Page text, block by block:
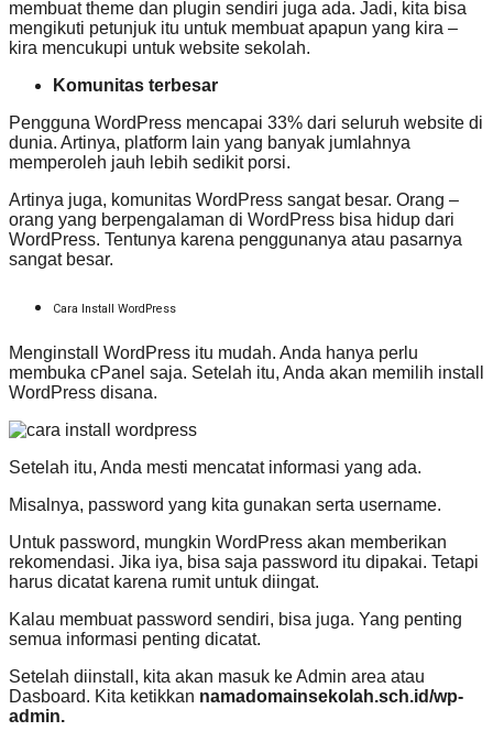
membuat theme dan plugin sendiri juga ada. Jadi, kita bisa
mengikuti petunjuk itu untuk membuat apapun yang kira –
kira mencukupi untuk website sekolah.
Komunitas terbesar
Pengguna WordPress mencapai 33% dari seluruh website di
dunia. Artinya, platform lain yang banyak jumlahnya
memperoleh jauh lebih sedikit porsi.
Artinya juga, komunitas WordPress sangat besar. Orang –
orang yang berpengalaman di WordPress bisa hidup dari
WordPress. Tentunya karena penggunanya atau pasarnya
sangat besar.
Cara Install WordPress
Menginstall WordPress itu mudah. Anda hanya perlu
membuka cPanel saja. Setelah itu, Anda akan memilih install
WordPress disana.
Setelah itu, Anda mesti mencatat informasi yang ada.
Misalnya, password yang kita gunakan serta username.
Untuk password, mungkin WordPress akan memberikan
rekomendasi. Jika iya, bisa saja password itu dipakai. Tetapi
harus dicatat karena rumit untuk diingat.
Kalau membuat password sendiri, bisa juga. Yang penting
semua informasi penting dicatat.
Setelah diinstall, kita akan masuk ke Admin area atau
Dasboard. Kita ketikkan namadomainsekolah.sch.id/wp-
admin.